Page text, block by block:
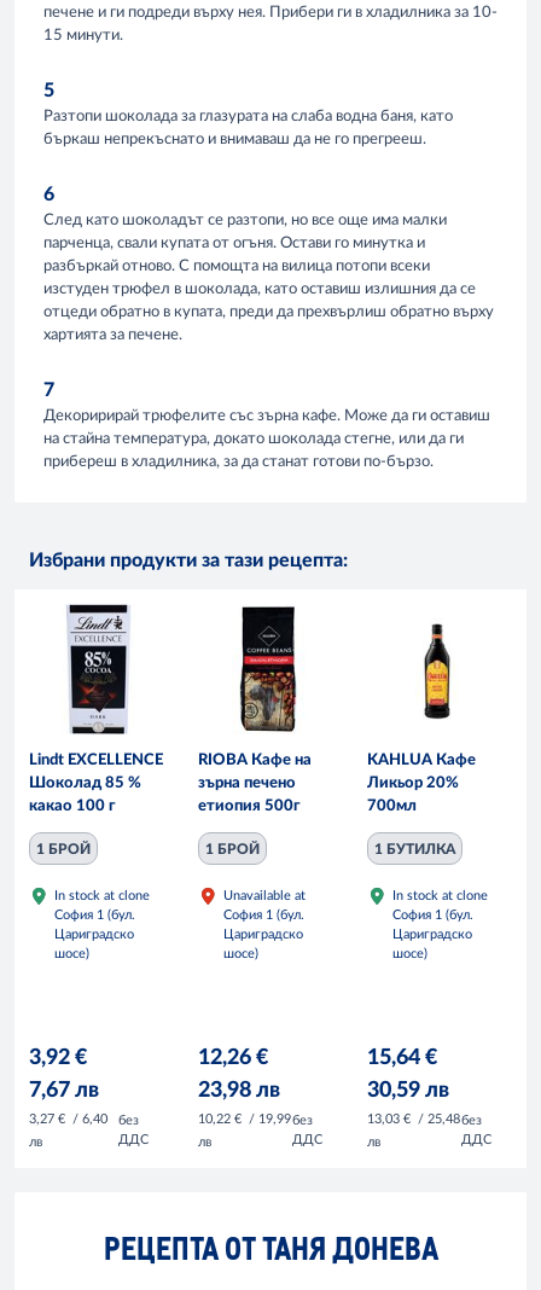
печене и ги подреди върху нея. Прибери ги в хладилника за 10-
15 минути.
5
Разтопи шоколада за глазурата на слаба водна баня, като
бъркаш непрекъснато и внимаваш да не го прегрееш.
6
След като шоколадът се разтопи, но все още има малки
парченца, свали купата от огъня. Остави го минутка и
разбъркай отново. С помощта на вилица потопи всеки
изстуден трюфел в шоколада, като оставиш излишния да се
отцеди обратно в купата, преди да прехвърлиш обратно върху
хартията за печене.
7
Декоририрай трюфелите със зърна кафе. Може да ги оставиш
на стайна температура, докато шоколада стегне, или да ги
прибереш в хладилника, за да станат готови по-бързо.
Избрани продукти за тази рецепта:
Lindt EXCELLENCE
Шоколад 85 %
какао 100 г
1 БРОЙ
In stock at clone
София 1 (бул.
Цариградско
шосе)
3,92 €
7,67 лв
3,27 € / 6,40
лв
без
ДДС
RIOBA Кафе на
зърна печено
етиопия 500г
1 БРОЙ
Unavailable at
София 1 (бул.
Цариградско
шосе)
12,26 €
23,98 лв
10,22 € / 19,99
лв
без
ДДС
KAHLUA Кафе
Ликьор 20%
700мл
1 БУТИЛКА
In stock at clone
София 1 (бул.
Цариградско
шосе)
15,64 €
30,59 лв
13,03 € / 25,48
лв
без
ДДС
РЕЦЕПТА ОТ ТАНЯ ДОНЕВА